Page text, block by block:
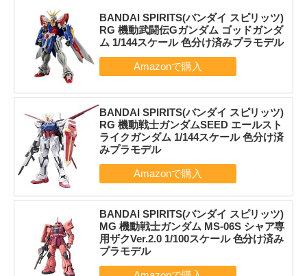
BANDAI SPIRITS(バンダイ スピリッツ)
RG 機動武闘伝Gガンダム ゴッドガンダ
ム 1/144スケール 色分け済みプラモデル
BANDAI SPIRITS(バンダイ スピリッツ)
RG 機動戦士ガンダムSEED エールスト
ライクガンダム 1/144スケール 色分け済
みプラモデル
BANDAI SPIRITS(バンダイ スピリッツ)
MG 機動戦士ガンダム MS-06S シャア専
用ザクVer.2.0 1/100スケール 色分け済み
プラモデル